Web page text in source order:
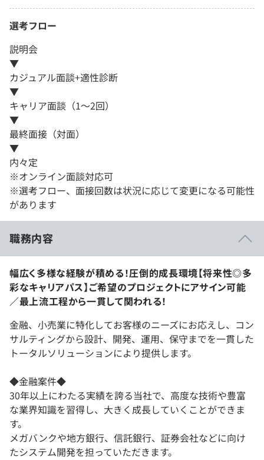
選考フロー
説明会
▼
カジュアル面談+適性診断
▼
キャリア面談（1～2回）
▼
最終面接（対面）
▼
内々定
※オンライン面談対応可
※選考フロー、面接回数は状況に応じて変更になる可能性
があります
職務内容
幅広く多様な経験が積める！圧倒的成長環境【将来性◎多
彩なキャリアパス】ご希望のプロジェクトにアサイン可能
／最上流工程から一貫して関われる！
金融、小売業に特化してお客様のニーズにお応えし、コン
サルティングから設計、開発、運用、保守までを一貫した
トータルソリューションにより提供します。
◆金融案件◆
30年以上にわたる実績を誇る当社で、高度な技術や豊富
な業界知識を習得し、大きく成長していくことができま
す。
メガバンクや地方銀行、信託銀行、証券会社などに向け
たシステム開発を担っていただきます。